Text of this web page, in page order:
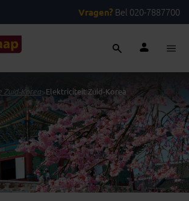
Vragen? Bel 020-7887700
Zuid-Korea>Elektriciteit Zuid-Korea